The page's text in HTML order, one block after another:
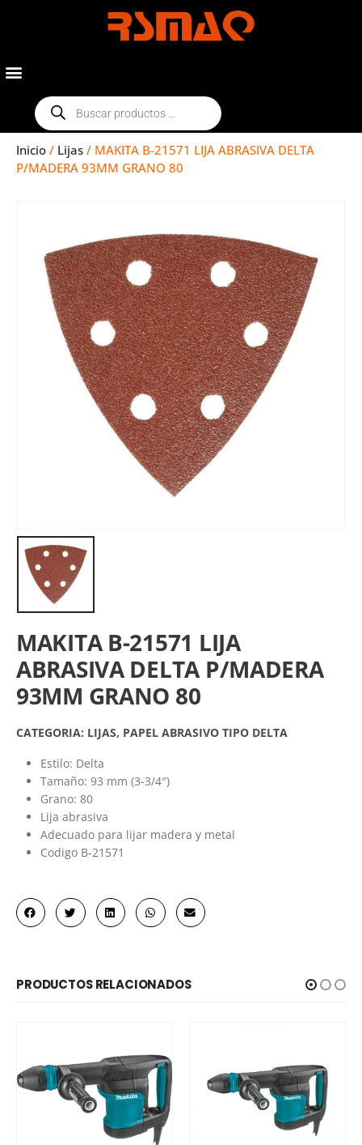
Inicio / Lijas / MAKITA B-21571 LIJA ABRASIVA DELTA
P/MADERA 93MM GRANO 80
MAKITA B-21571 LIJA
ABRASIVA DELTA P/MADERA
93MM GRANO 80
CATEGORIA: LIJAS, PAPEL ABRASIVO TIPO DELTA
Estilo: Delta
Tamaño: 93 mm (3-3/4″)
Grano: 80
Lija abrasiva
Adecuado para lijar madera y metal
Codigo B-21571
PRODUCTOS RELACIONADOS